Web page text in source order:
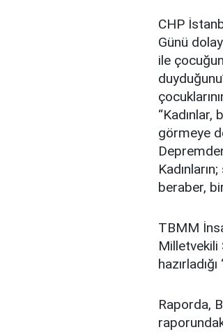
CHP
Günü
ile
görmeye
beraber,
TBMM
Milletvekili
Raporda,